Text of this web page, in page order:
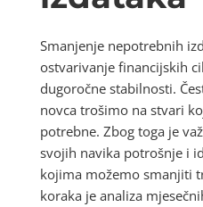
Smanjenje nepotrebnih
ostvarivanje financijskih
dugoročne stabilnosti.
novca trošimo na stvari
potrebne. Zbog toga je
svojih navika potrošnje i
kojima možemo smanjiti
koraka je analiza